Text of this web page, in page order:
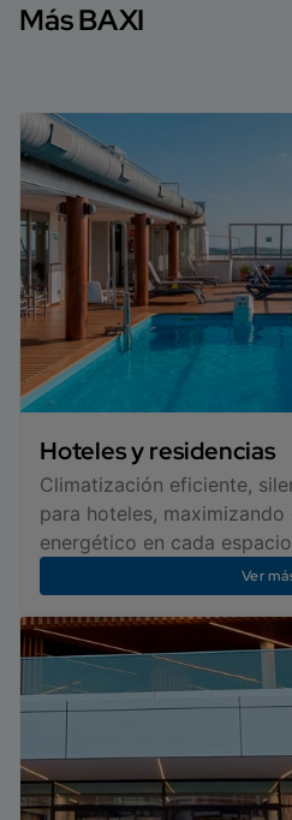
Más BAXI
Hoteles y residencias
Climatización eficiente,
para hoteles,
energético en cada
Ver